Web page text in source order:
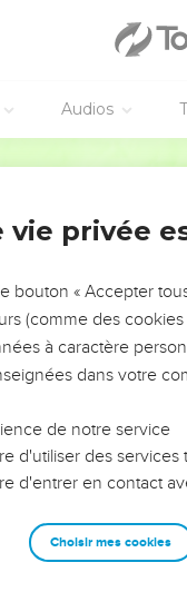
Audios
DE
LES VOTRES ?
leur impact, leur foi ou
qu'ils ont traversés, alors
reviennent
avec plus de sagesse
une équipe, un
vie privée
bouton « Accepter
(comme des
à caractère
dans votre
de notre service
d'utiliser des
d'entrer en contact
Choisir mes cookies